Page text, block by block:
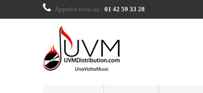
Appelez-nous au : 01 42 59 33 28